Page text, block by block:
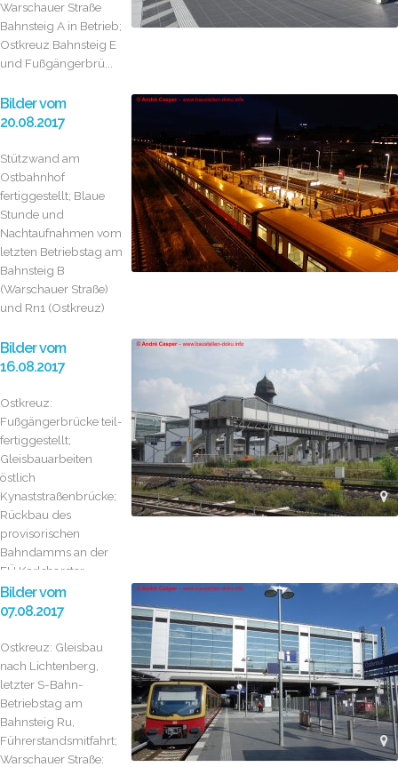
Warschauer Straße
Bahnsteig A in Betrieb;
Ostkreuz Bahnsteig E
und Fußgängerbrü...
Bilder vom
20.08.2017
Stützwand am
Ostbahnhof
fertiggestellt; Blaue
Stunde und
Nachtaufnahmen vom
letzten Betriebstag am
Bahnsteig B
(Warschauer Straße)
und Rn1 (Ostkreuz)
Bilder vom
16.08.2017
Ostkreuz:
Fußgängerbrücke teil-
fertiggestellt;
Gleisbauarbeiten
östlich
Kynaststraßenbrücke;
Rückbau des
provisorischen
Bahndamms an der
EÜ Karlshorster...
Bilder vom
07.08.2017
Ostkreuz: Gleisbau
nach Lichtenberg,
letzter S-Bahn-
Betriebstag am
Bahnsteig Ru,
Führerstandsmitfahrt;
Warschauer Straße: